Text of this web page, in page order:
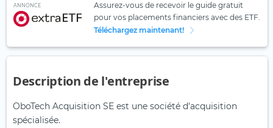
ANNONCE
Assurez-vous de recevoir le guide gratuit
pour vos placements financiers avec des ETF.
Téléchargez maintenant!
Description de l'entreprise
OboTech Acquisition SE est une société d'acquisition
spécialisée.